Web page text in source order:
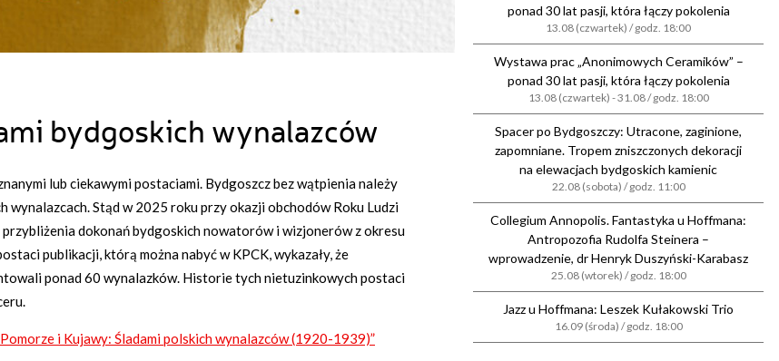
bydgoskich wynalazców
lub ciekawymi postaciami. Bydgoszcz bez wątpienia należy
wynalazcach. Stąd w 2025 roku przy okazji obchodów Roku Ludzi
przybliżenia dokonań bydgoskich nowatorów i wizjonerów z okresu
publikacji, którą można nabyć w KPCK, wykazały, że
ponad 60 wynalazków. Historie tych nietuzinkowych postaci
i Kujawy: Śladami polskich wynalazców (1920-1939)”
ponad 30 lat pasji, która łączy pokolenia
13.08 (czwartek) / godz. 18:00
Wystawa prac „Anonimowych Ceramików” –
ponad 30 lat pasji, która łączy pokolenia
13.08 (czwartek) - 31.08 / godz. 18:00
Spacer po Bydgoszczy: Utracone, zaginione,
zapomniane. Tropem zniszczonych dekoracji
na elewacjach bydgoskich kamienic
22.08 (sobota) / godz. 11:00
Collegium Annopolis. Fantastyka u Hoffmana:
Antropozofia Rudolfa Steinera –
wprowadzenie, dr Henryk Duszyński-Karabasz
25.08 (wtorek) / godz. 18:00
Jazz u Hoffmana: Leszek Kułakowski Trio
16.09 (środa) / godz. 18:00